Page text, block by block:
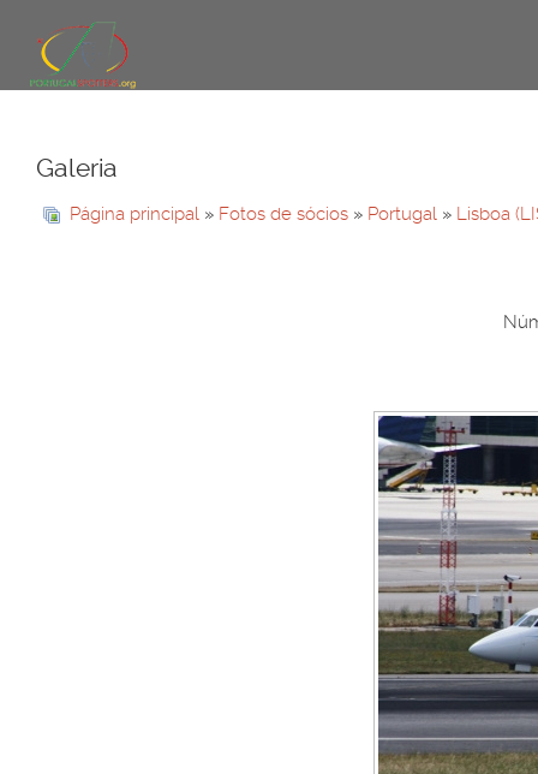
Galeria
Página principal » Fotos de sócios » Portugal » Lisboa